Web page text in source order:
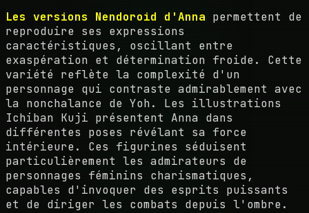
Les versions Nendoroid d'Anna permettent de
reproduire ses expressions
caractéristiques, oscillant entre
exaspération et détermination froide. Cette
variété reflète la complexité d'un
personnage qui contraste admirablement avec
la nonchalance de Yoh. Les illustrations
Ichiban Kuji présentent Anna dans
différentes poses révélant sa force
intérieure. Ces figurines séduisent
particulièrement les admirateurs de
personnages féminins charismatiques,
capables d'invoquer des esprits puissants
et de diriger les combats depuis l'ombre.